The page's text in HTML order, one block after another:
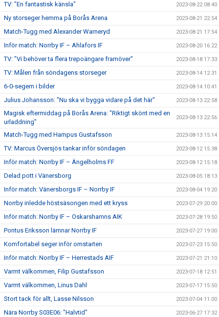
TV: "En fantastisk känsla" 2023-08-22 08:40
Ny storseger hemma på Borås Arena 2023-08-21 22:54
Match-Tugg med Alexander Warneryd 2023-08-21 17:54
Inför match: Norrby IF – Ahlafors IF 2023-08-20 16:22
TV: "Vi behöver ta flera trepoängare framöver" 2023-08-18 17:33
TV: Målen från söndagens storseger 2023-08-14 12:31
6-0-segern i bilder 2023-08-14 10:41
Julius Johansson: "Nu ska vi bygga vidare på det här" 2023-08-13 22:58
Magisk eftermiddag på Borås Arena: "Riktigt skönt med en
urladdning"
2023-08-13 22:56
Match-Tugg med Hampus Gustafsson 2023-08-13 15:14
TV: Marcus Översjös tankar inför söndagen 2023-08-12 15:38
Inför match: Norrby IF – Ängelholms FF 2023-08-12 15:18
Delad pott i Vänersborg 2023-08-05 18:13
Inför match: Vänersborgs IF – Norrby IF 2023-08-04 19:20
Norrby inledde höstsäsongen med ett kryss 2023-07-29 20:00
Inför match: Norrby IF – Oskarshamns AIK 2023-07-28 19:50
Pontus Eriksson lämnar Norrby IF 2023-07-27 19:00
Komfortabel seger inför omstarten 2023-07-23 15:50
Inför match: Norrby IF – Herrestads AIF 2023-07-21 21:10
Varmt välkommen, Filip Gustafsson 2023-07-18 12:51
Varmt välkommen, Linus Dahl 2023-07-17 15:50
Stort tack för allt, Lasse Nilsson 2023-07-04 11:00
Nära Norrby S03E06: "Halvtid" 2023-06-27 17:32